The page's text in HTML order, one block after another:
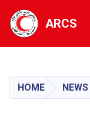
ARCS
HOME NEWS